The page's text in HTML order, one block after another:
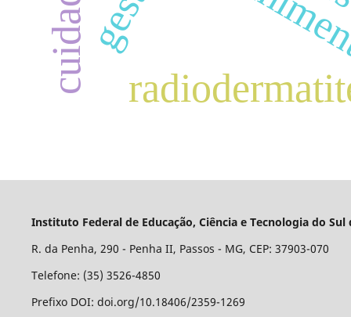
Instituto Federal de Educação, Ciência e Tecnologia do Sul
R. da Penha, 290 - Penha II, Passos - MG, CEP: 37903-070
Telefone: (35) 3526-4850
Prefixo DOI: doi.org/10.18406/2359-1269